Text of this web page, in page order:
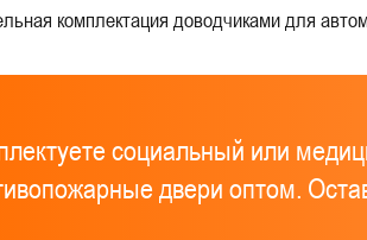
комплектация доводчиками для
социальный или
двери оптом.